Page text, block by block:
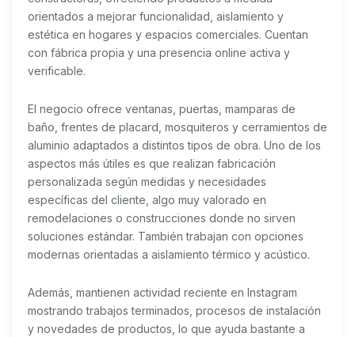
orientados a mejorar funcionalidad, aislamiento y
estética en hogares y espacios comerciales. Cuentan
con fábrica propia y una presencia online activa y
verificable.
El negocio ofrece ventanas, puertas, mamparas de
baño, frentes de placard, mosquiteros y cerramientos de
aluminio adaptados a distintos tipos de obra. Uno de los
aspectos más útiles es que realizan fabricación
personalizada según medidas y necesidades
específicas del cliente, algo muy valorado en
remodelaciones o construcciones donde no sirven
soluciones estándar. También trabajan con opciones
modernas orientadas a aislamiento térmico y acústico.
Además, mantienen actividad reciente en Instagram
mostrando trabajos terminados, procesos de instalación
y novedades de productos, lo que ayuda bastante a